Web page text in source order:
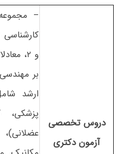
دروس تخصصی
آزمون دکتری
–
بر